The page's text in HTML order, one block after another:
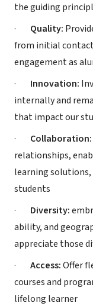
the guiding
· Quality:
from initial
engagement as
· Innovation:
internally and
that impact our
· Collaboration:
relationships,
learning solutions,
students
· Diversity:
ability, and
appreciate those
· Access:Offer
courses and
lifelong learner